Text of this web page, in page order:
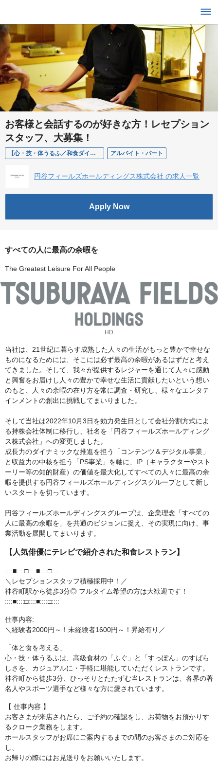
お客様と会話するのが好きな方！レセプション
スタッフ、大募集！
【心・技・体うるふ／和食ダイニング／レセプションスタッフ／アルバイト】美味しい＆体に優しいまかない付！ アルバイト・パート
円谷フィールズホールディングス株式会社 の求人一覧
Apply Now
すべての人に最高の余暇を
The Greatest Leisure For All People
HD
当社は、21世紀に暮らす成熟した人々の生活がもっと豊かで幸せな
ものになるためには、そこには必ず最高の余暇があるはずだと考え
てきました。そして、我々が提供するレジャーを通じて人々に感動
と興奮をお届けし人々の豊かで幸せな生活に貢献したいという想い
のもと、人々の余暇の在り方を常に調査・研究し、様々なエンタテ
インメントの創出に挑戦してまいりました。
そして当社は2022年10月3日を効力発生日として会社分割方式によ
る持株会社体制に移行し、社名を「円谷フィールズホールディング
ス株式会社」への変更しました。
成長力のダイナミックな推進を担う「コンテンツ＆デジタル事業」
と収益力の中核を担う「PS事業」を軸に、IP（キャラクターやスト
ーリー等の知的財産）の価値を最大化してすべての人々に最高の余
暇を提供する円谷フィールズホールディングスグループとして新し
いスタートを切っています。
円谷フィールズホールディングスグループは、企業理念「すべての
人に最高の余暇を」を共通のビジョンに捉え、その実現に向け、事
業活動を展開してまいります。
【人気俳優にテレビで紹介された和食レストラン】
::::■::::□::::■::::□::::
＼レセプションスタッフ積極採用中！／
神谷町駅から徒歩3分◎ フルタイム希望の方は大歓迎です！
::::■::::□::::■::::□::::
仕事内容:
＼経験者2000円～！未経験者1600円～！昇給有り／
「体と食を考える」
心・技・体うるふは、高級食材の「ふぐ」と「すっぽん」のすばら
しさを、カジュアルに・手軽に堪能していただくレストランです。
神谷町から徒歩3分、ひっそりとたたずむ当レストランは、各界の著
名人やスポーツ選手など様々な方に愛されています。
【 仕事内容 】
お客さまが来店されたら、ご予約の確認をし、お荷物をお預かりす
るクローク業務をします。
ホールスタッフがお席にご案内するまでの間のお客さまのご対応を
し、
お帰りの際にはお見送りをお願いいたします。